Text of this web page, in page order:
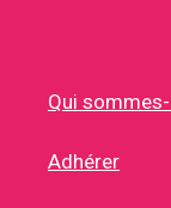
Qui
Adhérer